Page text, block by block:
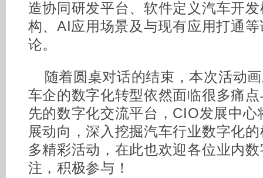
造协同研发平台、软件定义汽车开
构、AI应用场景及与现有应用打通
论。
随着圆桌对话的结束，本次活动
车企的数字化转型依然面临很多痛
先的数字化交流平台，CIO发展中
展动向，深入挖掘汽车行业数字化
多精彩活动，在此也欢迎各位业内
注，积极参与！